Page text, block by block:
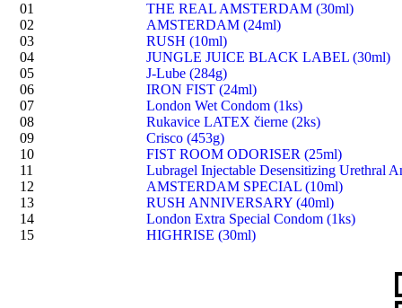
01
THE REAL AMSTERDAM (30ml)
02
AMSTERDAM (24ml)
03
RUSH (10ml)
04
JUNGLE JUICE BLACK LABEL (30ml)
05
J-Lube (284g)
06
IRON FIST (24ml)
07
London Wet Condom (1ks)
08
Rukavice LATEX čierne (2ks)
09
Crisco (453g)
10
FIST ROOM ODORISER (25ml)
11
Lubragel Injectable Desensitizing Urethral
12
AMSTERDAM SPECIAL (10ml)
13
RUSH ANNIVERSARY (40ml)
14
London Extra Special Condom (1ks)
15
HIGHRISE (30ml)